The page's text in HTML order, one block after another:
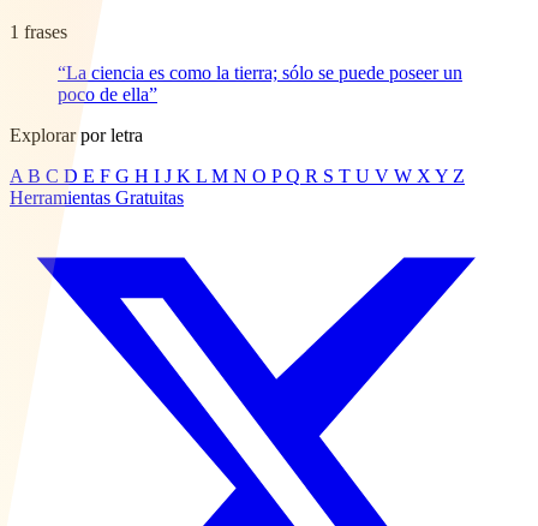
1 frases
“La ciencia es como la tierra; sólo se puede poseer un
poco de ella”
Explorar por letra
A B C D E F G H I J K L M N O P Q R S T U V W X Y Z
Herramientas Gratuitas